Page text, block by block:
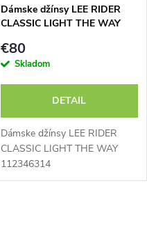
Dámske džínsy LEE RIDER
CLASSIC LIGHT THE WAY
€80
Skladom
DETAIL
Dámske džínsy LEE RIDER
CLASSIC LIGHT THE WAY
112346314